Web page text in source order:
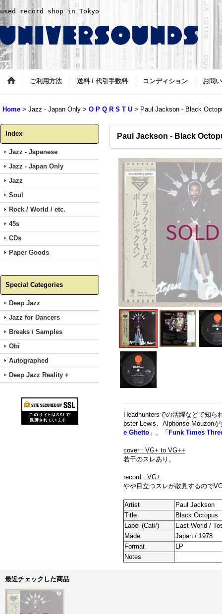
used record shop in Tokyo
ご利用方法 送料 / 代引手数料 コンディション お問
Home > Jazz - Japan Only > O P Q R S T U > Paul Jackson - Black
Index
Jazz - Japanese
Jazz - Japan Only
Jazz
Soul
Rock / World / etc.
45s
CDs
Paper Goods
Special Categories
Deep Jazz
Jazz for Dancers
Breaks / Samples
Obi
Autographed
Deep Jazz Reality +
Paul Jackson - Black
Headhuntersでの活躍などで知
bster Lewis、Alphonse Mouzon
e Ghetto 」、「 Funk Times
cover : VG+ to VG++
若干のスレあり。
record : VG+
やや目立つスレが散見するので
Artist
Paul Jackson
Title
Black Octopus
Label (Cat#)
East World /
Made
Japan / 1978
Format
LP
Notes
最近チェックした商品